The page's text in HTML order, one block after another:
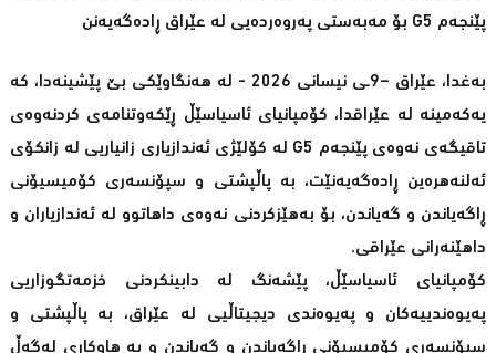
پێنجەم G5 بۆ مەبەستی پەروەردەیی لە عێراق ڕادەگەیەنن
بەغدا، عێراق –9ـی نیسانی 2026 - لە هەنگاوێکی بێ پێشینەدا، کە
یەکەمینە لە عێراقدا، کۆمپانیای ئاسیاسێڵ ڕێکەوتنامەی کردنەوەی
تاقیگەی نەوەی پێنجەم G5 لە کۆلێژی ئەندازیاری زانیاریی لە زانکۆی
ئەلنەهرەین ڕادەگەیەنێت، بە پاڵپشتی و سپۆنسەری کۆمیسیۆنی
ڕاگەیاندن و گەیاندن، بۆ بەهێزکردنی نەوەی داهاتوو لە ئەندازیاران و
داهێنەرانی عێراقی.
کۆمپانیای ئاسیاسێڵ، پێشەنگ لە دابینکردنی خزمەتگوزاریی
پەیوەندییەکان و پەیوەندی دیجیتاڵیی لە عێراق، بە پاڵپشتی و